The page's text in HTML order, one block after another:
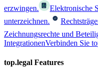
erzwingen.
Elektronische
unterzeichnen.
Zeichnungsrechte und
IntegrationenVerbinden Sie
top.legal Features